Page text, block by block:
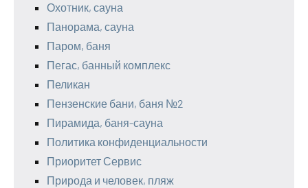
Охотник, сауна
Панорама, сауна
Паром, баня
Пегас, банный комплекс
Пеликан
Пензенские бани, баня №2
Пирамида, баня-сауна
Политика конфиденциальности
Приоритет Сервис
Природа и человек, пляж